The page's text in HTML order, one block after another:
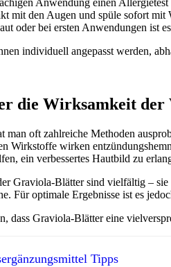
Anwendung einen
mit den Augen und spüle sofort mit
oder bei ersten Anwendungen ist
individuell angepasst werden,
die Wirksamkeit
oft zahlreiche Methoden
Wirkstoffe wirken
ein verbessertes Hautbild zu
Graviola-Blätter sind vielfältig –
Für optimale Ergebnisse ist es
dass Graviola-Blätter eine
Tipps